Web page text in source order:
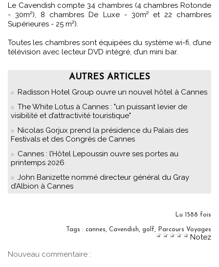
Le Cavendish compte 34 chambres (4 chambres Rotonde
- 30m²), 8 chambres De Luxe - 30m² et 22 chambres
Supérieures - 25 m²).
Toutes les chambres sont équipées du système wi-fi, d’une
télévision avec lecteur DVD intégré, d’un mini bar.
AUTRES ARTICLES
Radisson Hotel Group ouvre un nouvel hôtel à Cannes
The White Lotus à Cannes : "un puissant levier de
visibilité et d’attractivité touristique"
Nicolas Gorjux prend la présidence du Palais des
Festivals et des Congrès de Cannes
Cannes : l’Hôtel Lepoussin ouvre ses portes au
printemps 2026
John Banizette nommé directeur général du Gray
d’Albion à Cannes
Lu 1588 fois
Tags : cannes, Cavendish, golf, Parcours Voyages
Notez
Nouveau commentaire :